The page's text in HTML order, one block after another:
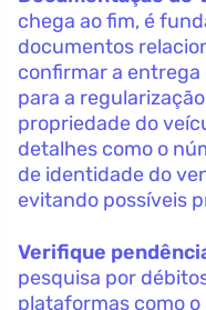
chega ao fim, é
documentos
confirmar a entrega
para a
propriedade do
detalhes como o
de identidade do
evitando possíveis
Verifique
pesquisa por
plataformas como